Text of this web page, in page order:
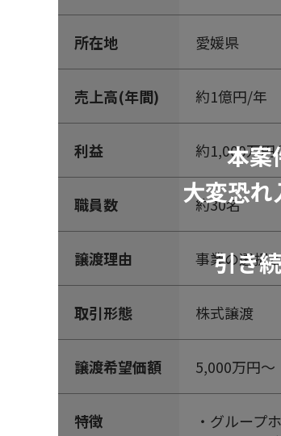
本案
大変恐
引き
所在地 愛媛県
売上高(年間) 約1億円/年
利益 約1,000万円
職員数 約30名
譲渡理由 事業の選択
取引形態 株式譲渡
譲渡希望価額 5,000万円～
特徴
・グループ